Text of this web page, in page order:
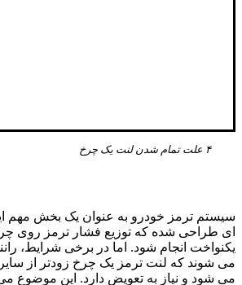
۴ علت تمام شدن لنت یک چرخ
سیستم ترمز خودرو به عنوان یک بخش مهم
ای طراحی شده که توزیع فشار ترمز روی
یکنواخت انجام شود. اما در برخی شرایط،
می شوند که لنت ترمز یک چرخ زودتر از
می شود و نیاز به تعویض دارد. این موضوع می